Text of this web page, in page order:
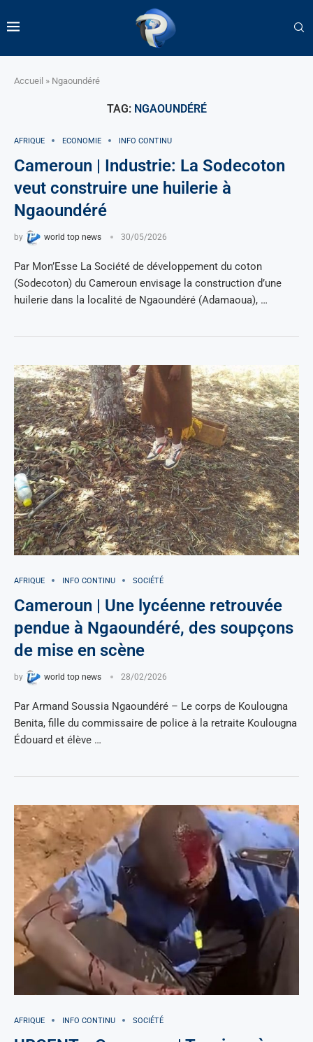
Accueil » Ngaoundéré
TAG: NGAOUNDÉRÉ
AFRIQUE ECONOMIE INFO CONTINU
Cameroun | Industrie: La Sodecoton
veut construire une huilerie à
Ngaoundéré
by world top news 30/05/2026
Par Mon’Esse La Société de développement du coton
(Sodecoton) du Cameroun envisage la construction d’une
huilerie dans la localité de Ngaoundéré (Adamaoua), …
AFRIQUE INFO CONTINU SOCIÉTÉ
Cameroun | Une lycéenne retrouvée
pendue à Ngaoundéré, des soupçons
de mise en scène
by world top news 28/02/2026
Par Armand Soussia Ngaoundéré – Le corps de Koulougna
Benita, fille du commissaire de police à la retraite Koulougna
Édouard et élève …
AFRIQUE INFO CONTINU SOCIÉTÉ